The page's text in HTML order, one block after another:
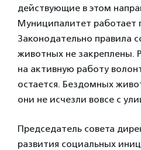
действующие в этом
Муниципалитет работает
Законодательно правила
животных не закреплены.
на активную работу
остается. Бездомных
они не исчезли вовсе с
Председатель совета
развития социальных